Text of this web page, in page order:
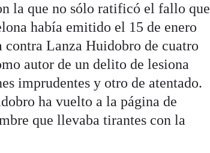
la que no sólo ratificó el fallo que
había emitido el 15 de enero
contra Lanza Huidobro de cuatro
autor de un delito de lesiona
imprudentes y otro de atentado.
ha vuelto a la página de
que llevaba tirantes con la